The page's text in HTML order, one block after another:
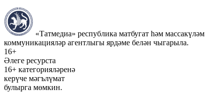
«Татмедиа» республика матбугат һәм массакүләм
коммуникацияләр агентлыгы ярдәме белән чыгарыла.
16+
Әлеге ресурста
16+ категорияләренә
керүче мәгълүмат
булырга мөмкин.